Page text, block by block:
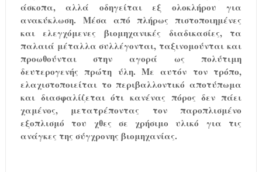
άσκοπα, αλλά οδηγείται εξ ολοκλήρου για
ανακύκλωση. Μέσα από πλήρως πιστοποιημένες
και ελεγχόμενες βιομηχανικές διαδικασίες, τα
παλαιά μέταλλα συλλέγονται, ταξινομούνται και
προωθούνται στην αγορά ως πολύτιμη
δευτερογενής πρώτη ύλη. Με αυτόν τον τρόπο,
ελαχιστοποιείται το περιβαλλοντικό αποτύπωμα
και διασφαλίζεται ότι κανένας πόρος δεν πάει
χαμένος, μετατρέποντας τον παροπλισμένο
εξοπλισμό του χθες σε χρήσιμο υλικό για τις
ανάγκες της σύγχρονης βιομηχανίας.